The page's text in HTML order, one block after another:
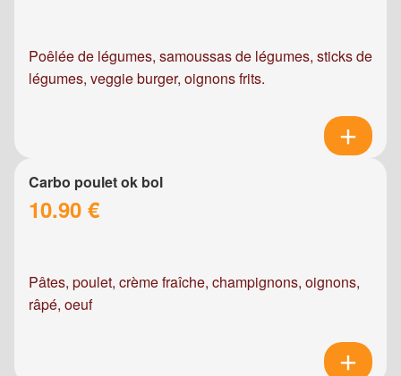
Poêlée de légumes, samoussas de légumes, sticks de
légumes, veggie burger, oignons frits.
Carbo poulet ok bol
10.90 €
Pâtes, poulet, crème fraîche, champignons, oignons,
râpé, oeuf